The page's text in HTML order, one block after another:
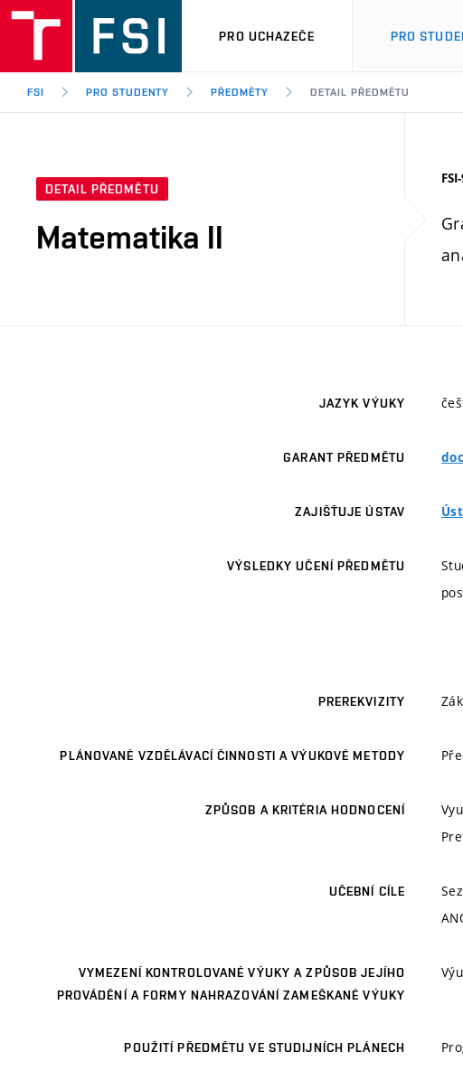
PRO UCHAZEČE PRO
FSI PRO STUDENTY PŘEDMĚTY DETAIL PŘEDMĚTU
DETAIL PŘEDMĚTU
Matematika II
JAZYK VÝUKY
GARANT PŘEDMĚTU
ZAJIŠŤUJE ÚSTAV
VÝSLEDKY UČENÍ PŘEDMĚTU
PREREKVIZITY
PLÁNOVANÉ VZDĚLÁVACÍ ČINNOSTI A VÝUKOVÉ METODY
ZPŮSOB A KRITÉRIA HODNOCENÍ
UČEBNÍ CÍLE
VYMEZENÍ KONTROLOVANÉ VÝUKY A ZPŮSOB JEJÍHO
PROVÁDĚNÍ A FORMY NAHRAZOVÁNÍ ZAMEŠKANÉ VÝUKY
POUŽITÍ PŘEDMĚTU VE STUDIJNÍCH PLÁNECH